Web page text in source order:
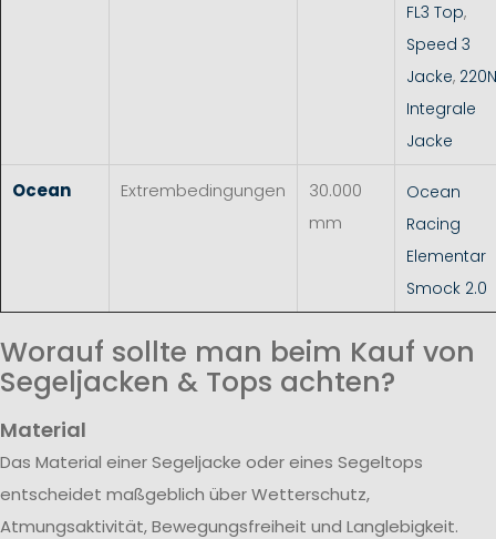
FL3 Top,
Speed 3
Jacke, 220N
Integrale
Jacke
Ocean Extrembedingungen
30.000
mm
Ocean
Racing
Elementar
Smock 2.0
Worauf sollte man beim Kauf von
Segeljacken & Tops achten?
Material
Das Material einer Segeljacke oder eines Segeltops
entscheidet maßgeblich über Wetterschutz,
Atmungsaktivität, Bewegungsfreiheit und Langlebigkeit.